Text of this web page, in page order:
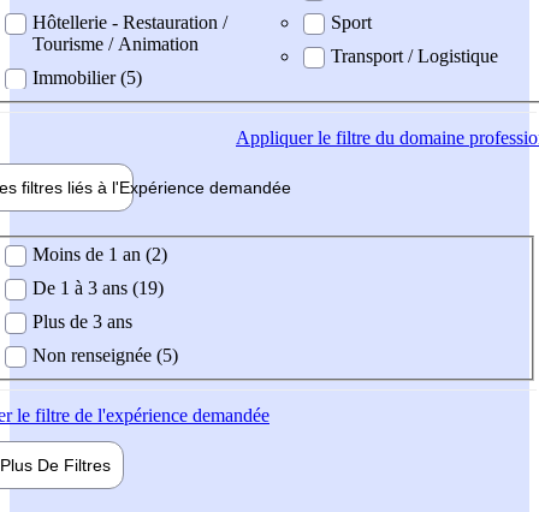
Hôtellerie - Restauration /
Tourisme / Animation
Immobilier (5)
Sport
Transport / Logistique
Appliquerle filtre du domaine
filtres liés à l'Expérience demandée
demandée
Moins de 1 an (2)
De 1 à 3 ans (19)
Plus de 3 ans
Non renseignée (5)
le filtre de l'expérience demandée
Plus De Filtres